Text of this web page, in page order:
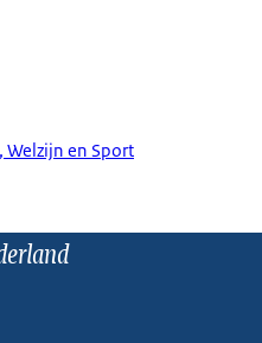
en Sport